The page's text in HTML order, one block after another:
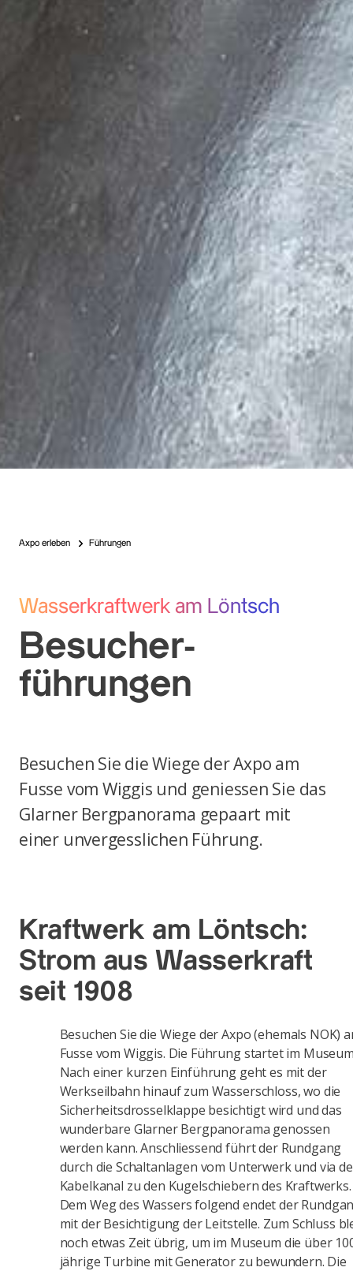
Axpo erleben Führungen
Wasserkraftwerk am Löntsch
Besucher­
führungen
Besuchen Sie die Wiege der Axpo am
Fusse vom Wiggis und geniessen Sie das
Glarner Bergpanorama gepaart mit
einer unvergesslichen Führung.
Kraftwerk am Löntsch:
Strom aus Wasserkraft
seit 1908
Besuchen Sie die Wiege der Axpo (ehemals NOK)
Fusse vom Wiggis. Die Führung startet im
Nach einer kurzen Einführung geht es mit der
Werkseilbahn hinauf zum Wasserschloss, wo die
Sicherheitsdrosselklappe besichtigt wird und das
wunderbare Glarner Bergpanorama genossen
werden kann. Anschliessend führt der Rundgang
durch die Schaltanlagen vom Unterwerk und via
Kabelkanal zu den Kugelschiebern des Kraftwerks.
Dem Weg des Wassers folgend endet der
mit der Besichtigung der Leitstelle. Zum Schluss
noch etwas Zeit übrig, um im Museum die über
jährige Turbine mit Generator zu bewundern. Die